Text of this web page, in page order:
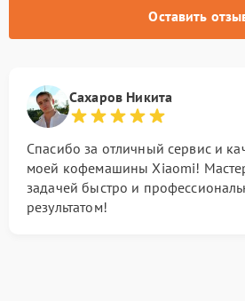
Оставить
Сахаров Никита
Спасибо за отличный сервис и
моей кофемашины Xiaomi!
задачей быстро и
результатом!